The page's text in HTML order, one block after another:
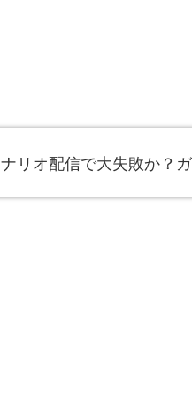
リオ配信で大失敗か？